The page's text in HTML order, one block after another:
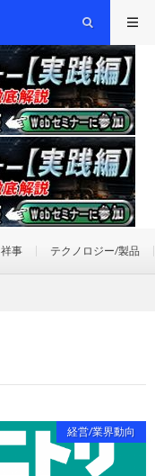
事 テクノロジー/製品
経営/業界動向